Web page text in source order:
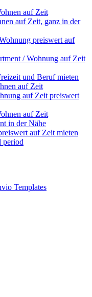
auf Zeit
auf Zeit, ganz in der
preiswert auf
/ Wohnung auf Zeit
und Beruf mieten
auf Zeit
auf Zeit preiswert
auf Zeit
in der Nähe
auf Zeit mieten
period
Templates